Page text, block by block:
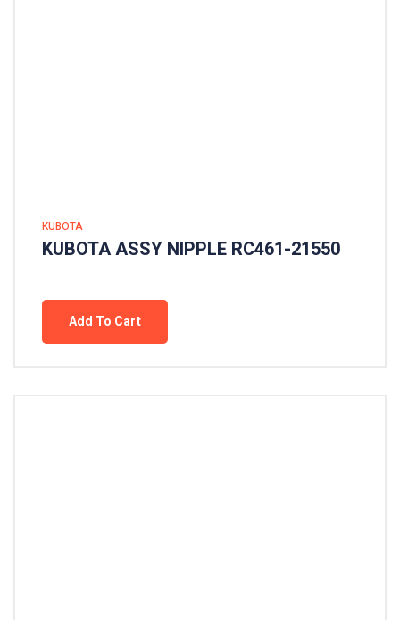
KUBOTA
KUBOTA ASSY NIPPLE RC461-21550
Add To Cart